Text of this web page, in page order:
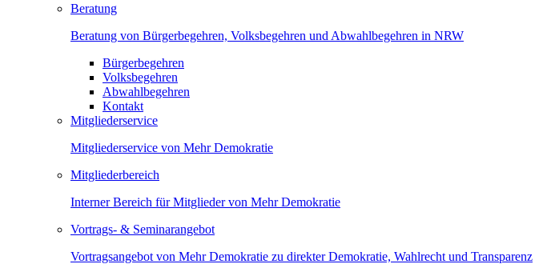
Beratung
Beratung von Bürgerbegehren, Volksbegehren und Abwahlbegehren in NRW
Bürgerbegehren
Volksbegehren
Abwahlbegehren
Kontakt
Mitgliederservice
Mitgliederservice von Mehr Demokratie
Mitgliederbereich
Interner Bereich für Mitglieder von Mehr Demokratie
Vortrags- & Seminarangebot
Vortragsangebot von Mehr Demokratie zu direkter Demokratie, Wahlrecht und Transparenz